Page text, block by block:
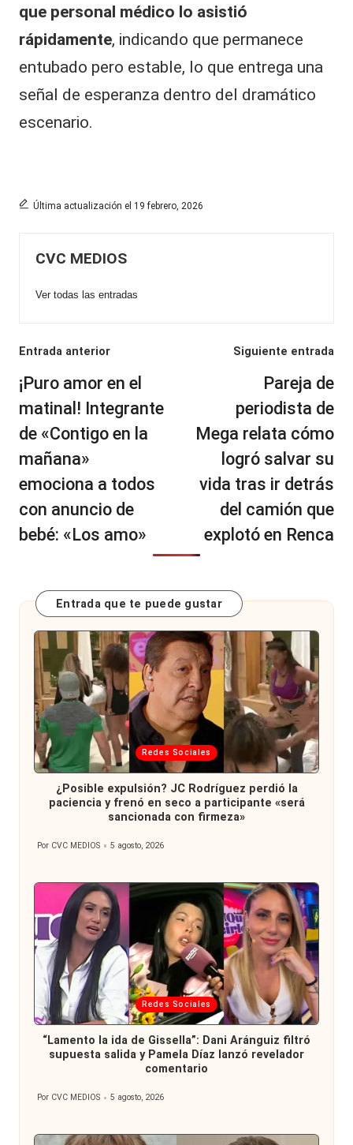
que personal médico lo asistió
rápidamente, indicando que permanece
entubado pero estable, lo que entrega una
señal de esperanza dentro del dramático
escenario.
Última actualización el 19 febrero, 2026
CVC MEDIOS
Ver todas las entradas
Navegación
de
entradas
Entrada anterior
¡Puro amor en el
matinal! Integrante
de «Contigo en la
mañana»
emociona a todos
con anuncio de
bebé: «Los amo»
Siguiente entrada
Pareja de
periodista de
Mega relata cómo
logró salvar su
vida tras ir detrás
del camión que
explotó en Renca
Entrada que te puede gustar
Publicada
en
Redes Sociales
¿Posible expulsión? JC Rodríguez perdió la
paciencia y frenó en seco a participante «será
sancionada con firmeza»
Publicado
Por CVC MEDIOS 5 agosto, 2026
Publicada
en
Redes Sociales
“Lamento la ida de Gissella”: Dani Aránguiz filtró
supuesta salida y Pamela Díaz lanzó revelador
comentario
Publicado
Por CVC MEDIOS 5 agosto, 2026